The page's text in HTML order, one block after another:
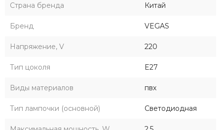
Страна бренда Китай
Бренд VEGAS
Напряжение, V 220
Тип цоколя E27
Виды материалов пвх
Тип лампочки (основной) Светодиодная